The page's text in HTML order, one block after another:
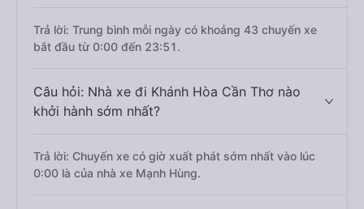
Trả lời: Trung bình mỗi ngày có khoảng 43 chuyến xe
bắt đầu từ 0:00 đến 23:51.
Câu hỏi: Nhà xe đi Khánh Hòa Cần Thơ nào
khởi hành sớm nhất?
Trả lời: Chuyến xe có giờ xuất phát sớm nhất vào lúc
0:00 là của nhà xe Mạnh Hùng.